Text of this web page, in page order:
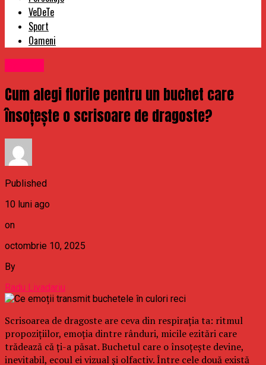
VeDeTe
Sport
Oameni
Cum alegi florile pentru un buchet care
însoțește o scrisoare de dragoste?
Published
10 luni ago
on
octombrie 10, 2025
By
Radu Livadariu
Scrisoarea de dragoste are ceva din respirația ta: ritmul
propozițiilor, emoția dintre rânduri, micile ezitări care
trădează că ți-a păsat. Buchetul care o însoțește devine,
inevitabil, ecoul ei vizual și olfactiv. Între cele două există